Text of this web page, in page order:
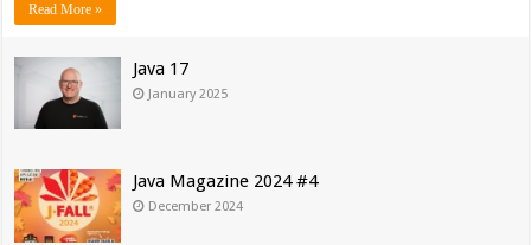
Read More »
Java 17
January 2025
Java Magazine 2024 #4
December 2024